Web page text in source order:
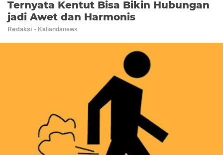
Ternyata Kentut Bisa Bikin Hubungan
jadi Awet dan Harmonis
Redaksi